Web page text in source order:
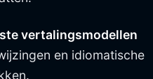
vertalingsmodellen
en idiomatische